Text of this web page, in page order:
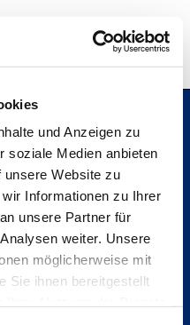
und Anzeigen zu
soziale Medien anbieten
unsere Website zu
Informationen zu Ihrer
unsere Partner für
weiter. Unsere
möglicherweise mit
Sie ihnen bereitgestellt